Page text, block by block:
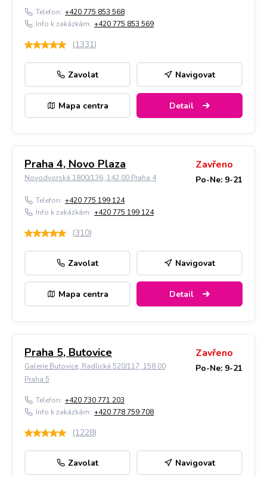
Telefon: +420 775 853 568
Info k zakázkám: +420 775 853 569
(1331)
Zavolat Navigovat
Mapa centra Detail
Praha 4, Novo Plaza
Novodvorská 1800/136, 142 00 Praha 4
Zavřeno
Po-Ne: 9-21
Telefon: +420 775 199 124
Info k zakázkám: +420 775 199 124
(310)
Zavolat Navigovat
Mapa centra Detail
Praha 5, Butovice
Galerie Butovice, Radlická 520/117, 158 00
Praha 5
Zavřeno
Po-Ne: 9-21
Telefon: +420 730 771 203
Info k zakázkám: +420 778 759 708
(1228)
Zavolat Navigovat